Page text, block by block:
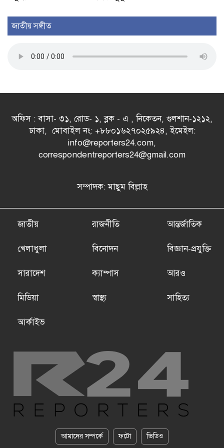
জাতীয় সঙ্গীত
অফিস : বাসা- ৩১, রোড- ১, ব্লক - এ , নিকেতন, গুলশান-১২১২,
ঢাকা, মোবাইল নং: +৮৮০১৬২৭০২৫৯২৪, ইমেইল:
info@reporters24.com,
correspondentreporters24@gmail.com
সম্পাদক: মাছুম বিল্লাহ
জাতীয় রাজনীতি আন্তর্জাতিক
খেলাধুলা বিনোদন বিজ্ঞান-প্রযুক্তি
সারাদেশ ক্যাম্পাস আরও
মিডিয়া স্বাস্থ্য সাহিত্য
আর্কাইভ
আমাদের সম্পর্কে ফটো ভিডিও